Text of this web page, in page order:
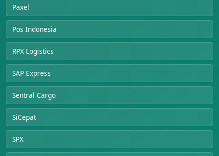
Paxel
Pos Indonesia
RPX Logistics
SAP Express
Sentral Cargo
SiCepat
SPX